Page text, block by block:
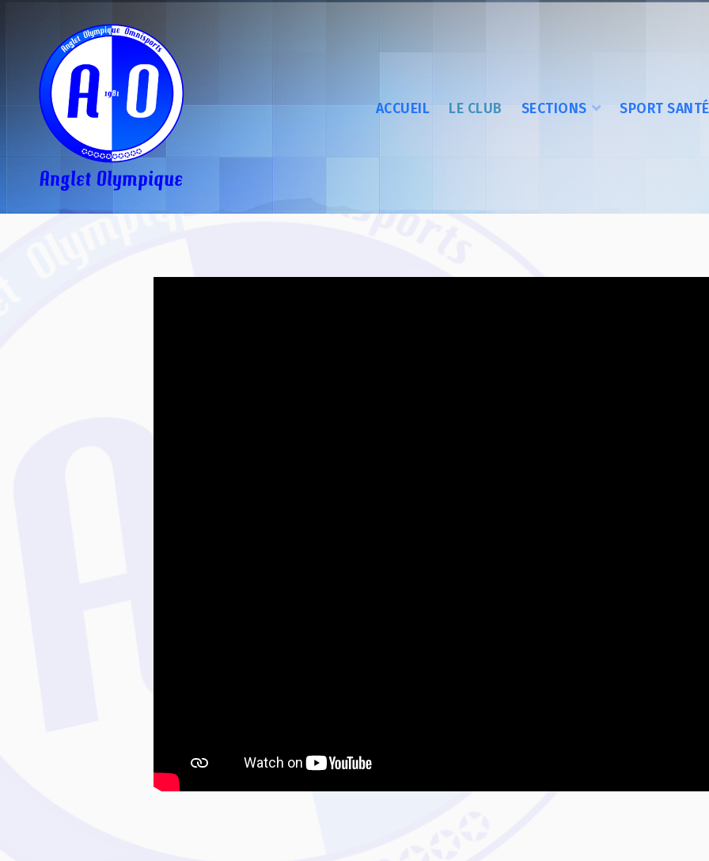
ACCUEIL LE CLUB SECTIONS SPORT SANTÉ